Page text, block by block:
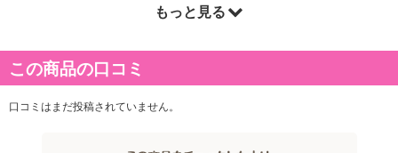
もっと見る
この商品の口コミ
口コミはまだ投稿されていません。